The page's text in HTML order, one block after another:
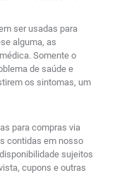
ser usadas para
alguma, as
Somente o
de saúde e
os sintomas, um
para compras via
contidas em nosso
sujeitos
cupons e outras